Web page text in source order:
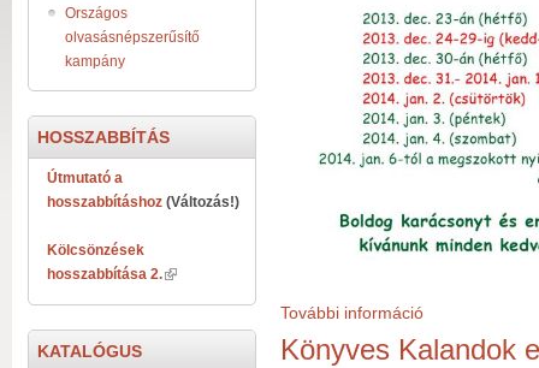
További információ
Könyves Kalandok
Országos
olvasásnépszerűsítő
kampány
HOSSZABBÍTÁS
Útmutató a
hosszabbításhoz (Változás!)
Kölcsönzések
hosszabbítása 2.
KATALÓGUS